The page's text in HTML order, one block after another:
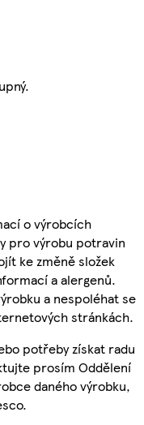
o výrobcích
pro výrobu potravin
ke změně složek
a alergenů.
a nespoléhat se
stránkách.
potřeby získat radu
prosím Oddělení
daného výrobku,